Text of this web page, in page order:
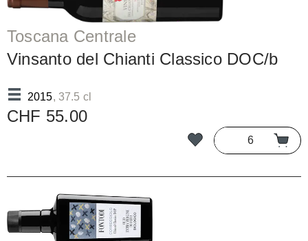
Toscana Centrale
Vinsanto del Chianti Classico DOC/b
2015, 37.5 cl
CHF 55.00